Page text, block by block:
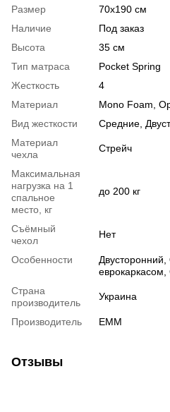
Размер
70х190 см
Наличие
Под заказ
Высота
35 см
Тип матраса
Pocket Spring
Жесткость
4
Материал
Mono Foam
Вид жесткости
Средние
Материал
чехла
Стрейч
Максимальная
нагрузка на 1
спальное
место, кг
до 200 кг
Съёмный
чехол
Нет
Особенности Двусторонний
еврокаркасом
Страна
производитель
Украина
Производитель ЕММ
Отзывы